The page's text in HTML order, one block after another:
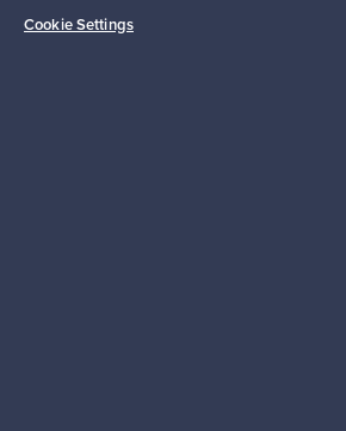
Cookie Settings